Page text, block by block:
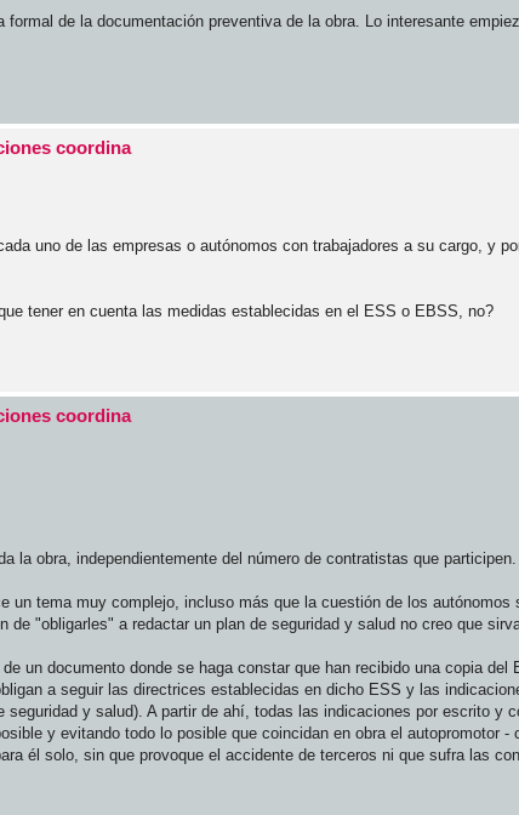
de la documentación preventiva de la obra. Lo interesante
coordina
uno de las empresas o autónomos con trabajadores a su cargo, y
tener en cuenta las medidas establecidas en el ESS o EBSS, no?
coordina
la obra, independientemente del número de contratistas que participen.
un tema muy complejo, incluso más que la cuestión de los autónomos
"obligarles" a redactar un plan de seguridad y salud no creo que
un documento donde se haga constar que han recibido una copia del
a seguir las directrices establecidas en dicho ESS y las
y salud). A partir de ahí, todas las indicaciones por escrito y
y evitando todo lo posible que coincidan en obra el autopromotor -
él solo, sin que provoque el accidente de terceros ni que sufra las